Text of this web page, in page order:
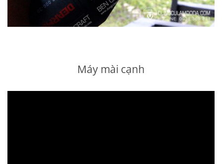
Máy mài cạnh